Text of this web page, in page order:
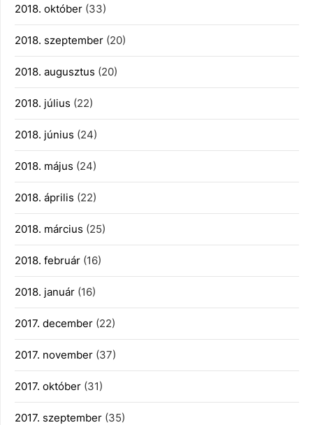
2018. október (33)
2018. szeptember (20)
2018. augusztus (20)
2018. július (22)
2018. június (24)
2018. május (24)
2018. április (22)
2018. március (25)
2018. február (16)
2018. január (16)
2017. december (22)
2017. november (37)
2017. október (31)
2017. szeptember (35)